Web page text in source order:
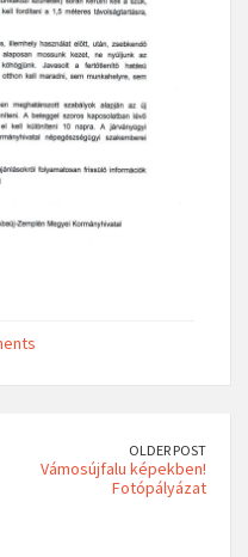
OLDER POST
Vámosújfalu képekben!
Fotópályázat